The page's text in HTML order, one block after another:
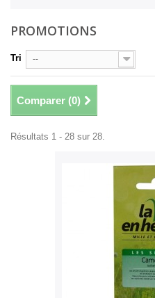
PROMOTIONS
Tri --
Comparer (0)
Résultats 1 - 28 sur 28.